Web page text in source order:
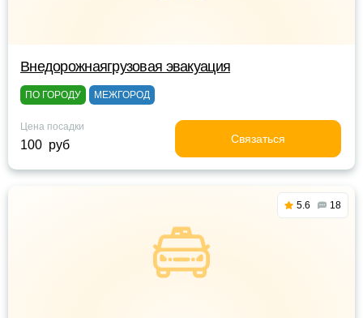
Внедорожнаягрузовая эвакуация
ПО ГОРОДУ МЕЖГОРОД
Цена посадки
100 руб Связаться
5.6 18